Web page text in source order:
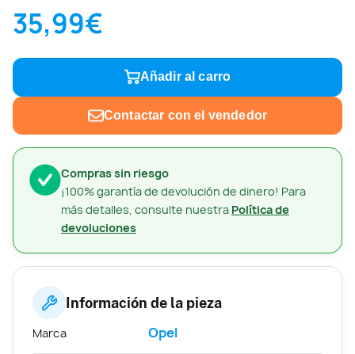
Compras sin riesgo
¡100% garantía de devolución de dinero! Para
más detalles, consulte nuestra Política de
devoluciones
35,99€
Añadir al carro
Contactar con el vendedor
Información de la pieza
Marca Opel